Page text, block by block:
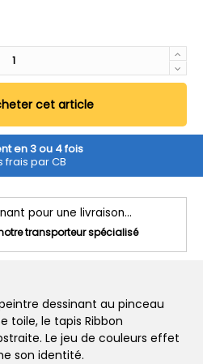
cet article
en 3 ou 4 fois
frais par CB
pour une livraison...
transporteur spécialisé
dessinant au pinceau
toile, le tapis Ribbon
Le jeu de couleurs effet
son identité.